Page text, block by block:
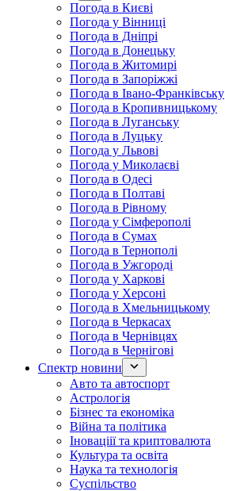
Погода в Києві
Погода у Вінниці
Погода в Дніпрі
Погода в Донецьку
Погода в Житомирі
Погода в Запоріжжі
Погода в Івано-Франківську
Погода в Кропивницькому
Погода в Луганську
Погода в Луцьку
Погода у Львові
Погода у Миколаєві
Погода в Одесі
Погода в Полтаві
Погода в Рівному
Погода у Сімферополі
Погода в Сумах
Погода в Тернополі
Погода в Ужгороді
Погода у Харкові
Погода у Херсоні
Погода в Хмельницькому
Погода в Черкасах
Погода в Чернівцях
Погода в Чернігові
Спектр новини
Авто та автоспорт
Астрологія
Бізнес та економіка
Війна та політика
Іноваціії та криптовалюта
Культура та освіта
Наука та технологія
Суспільство